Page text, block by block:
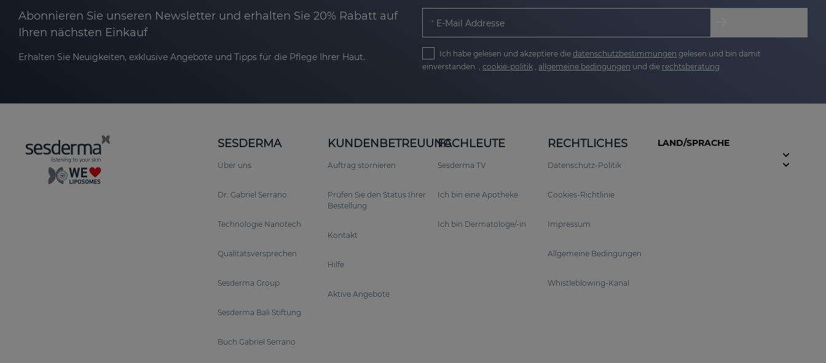
Abonnieren Sie unseren Newsletter und erhalten Sie 20% Rabatt auf
Ihren nächsten Einkauf
Erhalten Sie Neuigkeiten, exklusive Angebote und Tipps für die Pflege Ihrer Haut.
E-Mail Addresse
Ich habe gelesen und akzeptiere die datenschutzbestimmungen gelesen und bin damit
einverstanden. , cookie-politik allgemeine bedingungen und die rechtsberatung
SESDERMA
Über uns
Dr. Gabriel Serrano
Technologie Nanotech
Qualitätsversprechen
Sesderma Group
Sesderma Bali Stiftung
Buch Gabriel Serrano
KUNDENBETREUUNG
Auftrag stornieren
Prüfen Sie den Status Ihrer
Bestellung
Kontakt
Hilfe
Aktive Angebote
FACHLEUTE
Sesderma TV
Ich bin eine Apotheke
Ich bin Dermatologe/-in
RECHTLICHES
Datenschutz-Politik
Cookies-Richtlinie
Impressum
Allgemeine Bedingungen
Whistleblowing-Kanal
LAND/SPRACHE